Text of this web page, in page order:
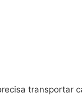
transportar